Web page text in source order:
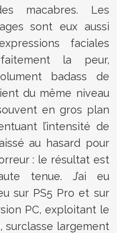
macabres. Les
sont eux aussi
faciales
la peur,
badass de
du même niveau
en gros plan
l’intensité de
au hasard pour
: le résultat est
tenue. J’ai eu
sur PS5 Pro et sur
PC, exploitant le
surclasse largement